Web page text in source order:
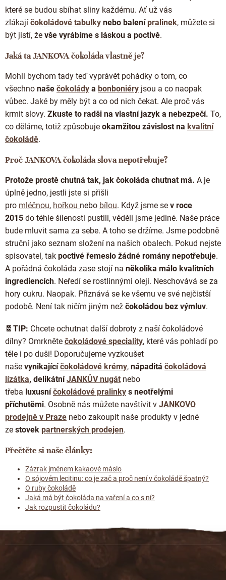
které se budou sbíhat sliny každému. Ať už vás
zlákají čokoládové tabulky nebo balenípralinek, můžete si
být jistí, že vše vyrábíme s láskou a poctivě.
Jaká ta JANKOVA čokoláda vlastně je?
Mohli bychom tady teď vyprávět pohádky o tom, co
všechno naše čokolády a bonboniéry jsou a co naopak
vůbec. Jaké by měly být a co od nich čekat. Ale proč vás
krmit slovy. Zkuste to radši na vlastní jazyk a nebezpečí. To,
co děláme, totiž způsobuje okamžitou závislost na kvalitní
čokoládě.
Proč JANKOVA čokoláda slova nepotřebuje?
Protože prostě chutná tak, jak čokoláda chutnat má. A je
úplně jedno, jestli jste si přišli
pro mléčnou, hořkou nebo bílou. Když jsme se v roce
2015 do téhle šílenosti pustili, věděli jsme jediné. Naše práce
bude mluvit sama za sebe. A toho se držíme. Jsme podobně
struční jako seznam složení na našich obalech. Pokud nejste
spisovatel, tak poctivé řemeslo žádné romány nepotřebuje.
A pořádná čokoláda zase stojí na několika málo kvalitních
ingrediencích. Neředí se rostlinnými oleji. Neschovává se za
hory cukru. Naopak. Přiznává se ke všemu ve své nejčistší
podobě. Není tak ničím jiným než čokoládou bez výmluv.
🍫 TIP: Chcete ochutnat další dobroty z naší čokoládové
dílny? Omrkněte čokoládové speciality, které vás pohladí po
těle i po duši! Doporučujeme vyzkoušet
naše vynikajícíčokoládové krémy, nápaditá čokoládová
lízátka, delikátníJANKŮV nugát nebo
třeba luxusní čokoládové pralinky s neotřelými
příchutěmi. Osobně nás můžete navštívit v JANKOVO
prodejně v Praze nebo zakoupit naše produkty v jedné
ze stovek partnerských prodejen.
Přečtěte si naše články:
Zázrak jménem kakaové máslo
O sójovém lecitinu: co je zač a proč není v čokoládě špatný?
O ruby čokoládě
Jaká má být čokoláda na vaření a co s ní?
Jak rozpustit čokoládu?
Z